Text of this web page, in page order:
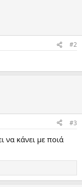
#2
#3
να κάνει με ποιά